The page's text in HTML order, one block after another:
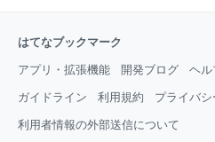
はてなブックマーク
アプリ・拡張機能 開発ブログ ヘル
ガイドライン 利用規約 プライバ
利用者情報の外部送信について